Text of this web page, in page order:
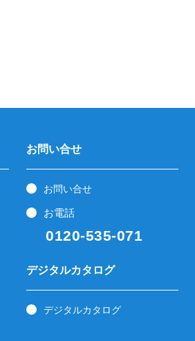
お問い合せ
お問い合せ
お電話
0120-535-071
デジタルカタログ
デジタルカタログ